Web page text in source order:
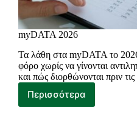
myDATA 2026
Τα λάθη στα myDATA το
φόρο χωρίς να γίνονται
και πώς διορθώνονται πριν
Περισσότερα
myDATA